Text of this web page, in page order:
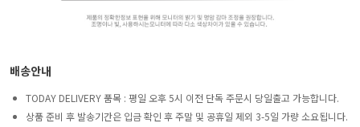
배송안내
TODAY DELIVERY 품목 : 평일 오후 5시 이전 단독 주문시 당일출고 가능합니다.
상품 준비 후 발송기간은 입금 확인 후 주말 및 공휴일 제외 3-5일 가량 소요됩니다.